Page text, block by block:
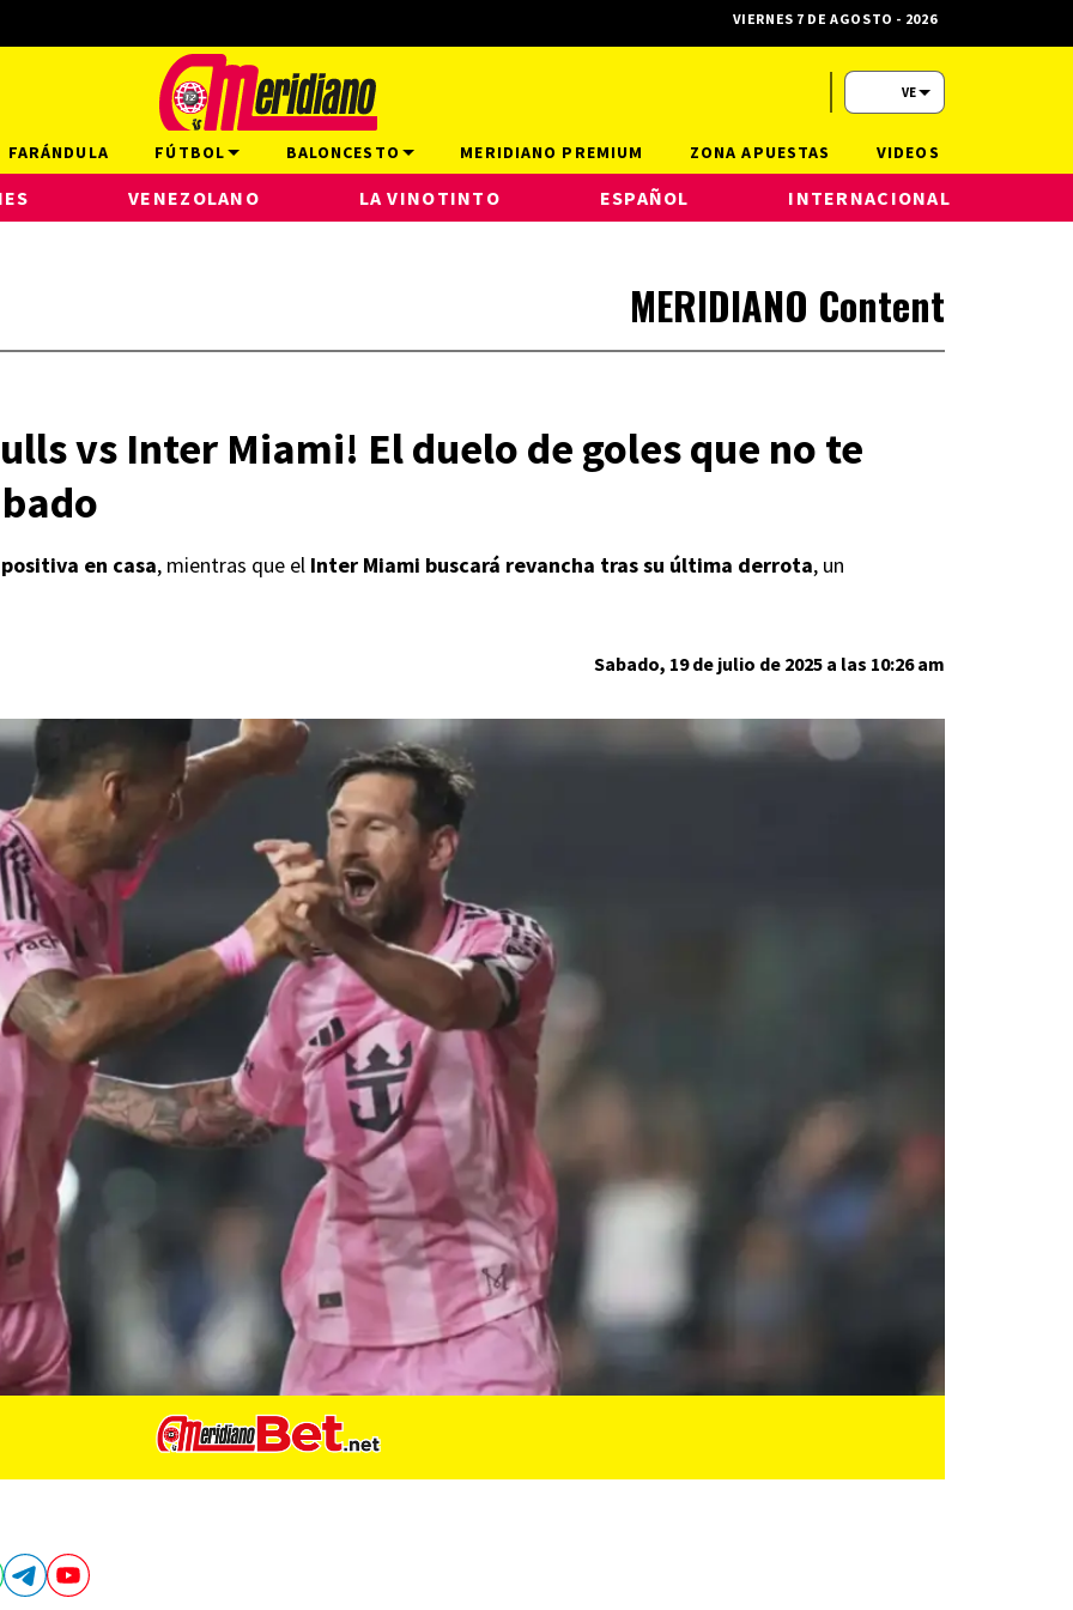
MERIDIANO Content
vs Inter Miami! El duelo de goles que no te
en casa, mientras que el Inter Miami buscará revancha tras su última derrota, un
Sabado, 19 de julio de 2025 a las 10:26 am
VIERNES 7 DE AGOSTO - 2026
VE
FARÁNDULA FÚTBOL
VENEZOLANO LA VINOTINTO ESPAÑOL INTERNACIONAL
BALONCESTO MERIDIANO PREMIUM ZONA APUESTAS VIDEOS